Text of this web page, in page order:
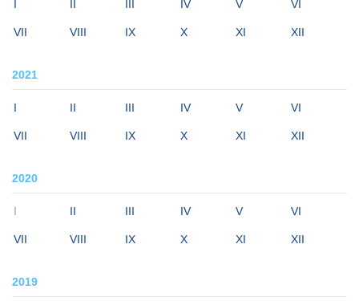
IV V VI
VII VIII IX X XI XII
2021
I II III IV V VI
VII VIII IX X XI XII
2020
I II III IV V VI
VII VIII IX X XI XII
2019